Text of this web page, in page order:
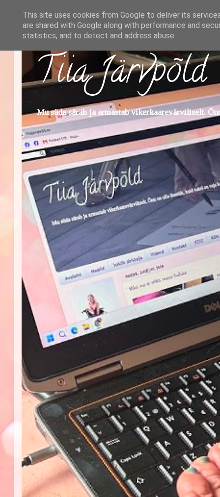
Tiia Järvpõld
Mu süda särab ja armastab vikerkaarevärviliselt.
This site uses cookies from Google to deliver its
are shared with Google along with performance and
statistics, and to detect and address abuse.